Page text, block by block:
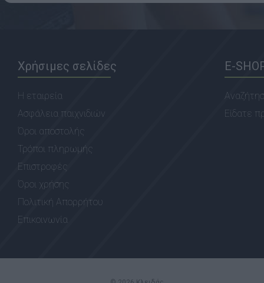
Χρήσιμες σελίδες
Η εταιρεία
Ασφάλεια παιχνιδιών
Όροι αποστολής
Τρόποι πληρωμής
Επιστροφές
Όροι χρήσης
Πολιτική Απορρήτου
Επικοινωνία
E-
Είδατε